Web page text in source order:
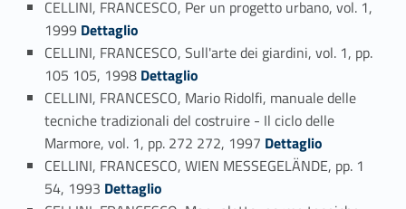
CELLINI, FRANCESCO, Per un progetto urbano, vol. 1,
1999 Link identifier #identifier_person_140242-36
Dettaglio
CELLINI, FRANCESCO, Sull'arte dei giardini, vol. 1, pp.
105 105, 1998 Link identifier #identifier_person_119286-37
Dettaglio
CELLINI, FRANCESCO, Mario Ridolfi, manuale delle
tecniche tradizionali del costruire - Il ciclo delle
Marmore, vol. 1, pp. 272 272, 1997 Link identifier #identifier_person_75949-38
Dettaglio
CELLINI, FRANCESCO, WIEN MESSEGELÄNDE, pp. 1
54, 1993 Link identifier #identifier_person_39070-39
Dettaglio